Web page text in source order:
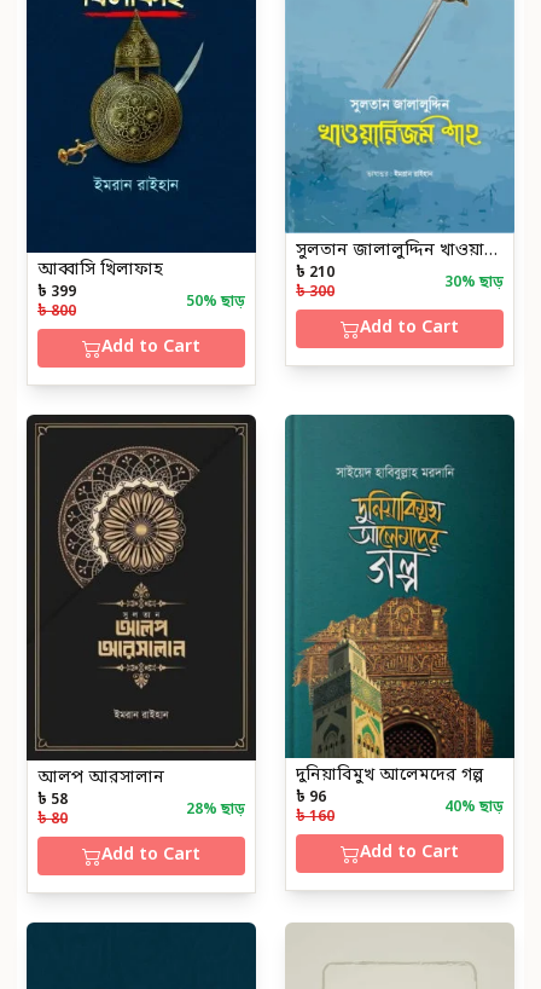
আব্বাসি খিলাফাহ
৳ 399
৳ 800
50% ছাড়
Add to Cart
সুলতান জালালুদ্দিন খাওয়ারিজম শাহ
৳ 210
৳ 300
30% ছাড়
Add to Cart
আলপ আরসালান
৳ 58
৳ 80
28% ছাড়
Add to Cart
দুনিয়াবিমুখ আলেমদের গল্প
৳ 96
৳ 160
40% ছাড়
Add to Cart